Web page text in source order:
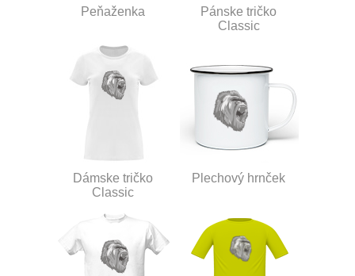
Peňaženka
Pánske tričko
Classic
Dámske tričko
Classic
Plechový hrnček